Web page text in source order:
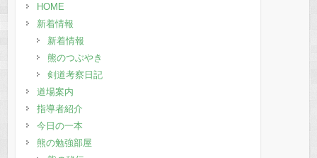
HOME
新着情報
新着情報
熊のつぶやき
剣道考察日記
道場案内
指導者紹介
今日の一本
熊の勉強部屋